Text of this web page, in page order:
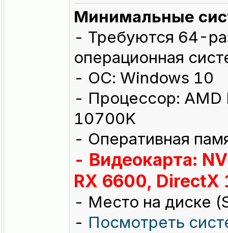
Минимальные
- Требуются 64-
операционная
- ОС: Windows 10
- Процессор: AMD
10700K
- Оперативная
- Видеокарта:
RX 6600, DirectX
- Место на диске
- Посмотреть